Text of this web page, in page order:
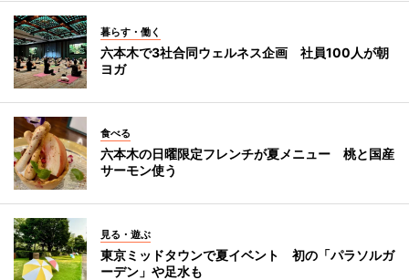
暮らす・働く
六本木で3社合同ウェルネス企画 社員100人が朝
ヨガ
食べる
六本木の日曜限定フレンチが夏メニュー 桃と国産
サーモン使う
見る・遊ぶ
東京ミッドタウンで夏イベント 初の「パラソルガ
ーデン」や足水も